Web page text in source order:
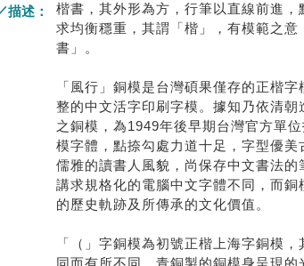
描述：
楷書，其外形為方，行筆以直線前進
求均衡穩重，其謂「楷」，有模範之
書」。
「風行」銅模是台灣碩果僅存的正楷
整的中文活字印刷字模。據知乃依清朝
之銅模，為1949年後早期台灣官方單
模字體，點捺勾處力道十足，字型優
儒雅的讀書人風貌，尚保存中文書法
講求規格化的電腦中文字體不同，而
的歷史軌跡及所傳承的文化價值。
「（」字銅模為初號正楷上海字銅模
同而有所不同，青銅製的銅模身呈現